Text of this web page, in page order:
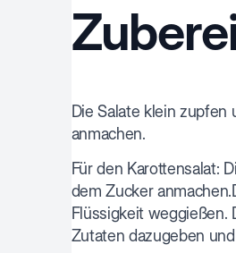
Die Salate klein
anmachen.
Für den Karottensalat:
dem Zucker
Flüssigkeit weggießen.
Zutaten dazugeben